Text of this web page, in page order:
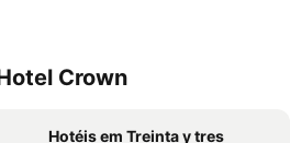
Crown
Hotéis em Treinta y tres